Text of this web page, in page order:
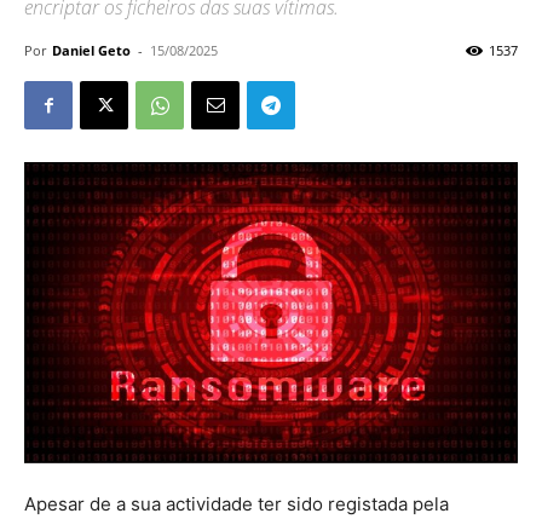
encriptar os ficheiros das suas vítimas.
Por Daniel Geto - 15/08/2025 1537
Apesar de a sua actividade ter sido registada pela